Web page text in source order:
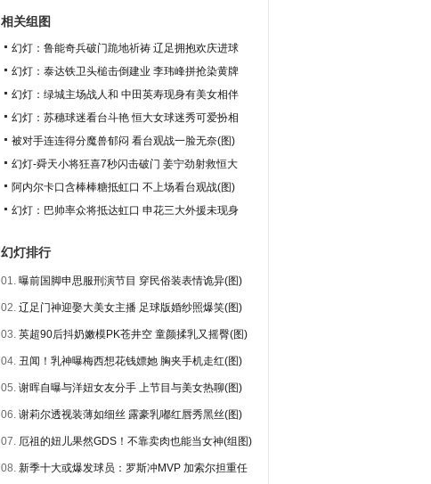
相关组图
幻灯：鲁能奇兵破门跪地祈祷 辽足拥抱欢庆进球
幻灯：泰达铁卫头槌击倒建业 李玮峰拼抢染黄牌
幻灯：绿城主场战人和 中田英寿现身有美女相伴
幻灯：苏穗球迷看台斗艳 恒大女球迷秀可爱扮相
被对手连连得分魔兽郁闷 看台观战一脸无奈(图)
幻灯-舜天小将狂喜7秒闪击破门 姜宁劲射救恒大
阿内尔卡口含棒棒糖抵虹口 不上场看台观战(图)
幻灯：巴帅率众将抵达虹口 申花三大外援未现身
幻灯排行
01. 曝前国脚申思服刑演节目 穿民俗装表情诡异(图)
02. 辽足门神迎娶大美女主播 足球版婚纱照爆笑(图)
03. 英超90后抖奶嫩模PK苍井空 童颜揉乳又摇臀(图)
04. 丑闻！乳神曝梅西想花钱嫖她 胸夹手机走红(图)
05. 谢晖自曝与洋妞女友分手 上节目与美女热聊(图)
06. 谢莉尔透视装薄如细丝 露豪乳嘟红唇秀黑丝(图)
07. 厄祖的妞儿果然GDS！不靠卖肉也能当女神(组图)
08. 新季十大或爆发球员：罗斯冲MVP 加索尔担重任